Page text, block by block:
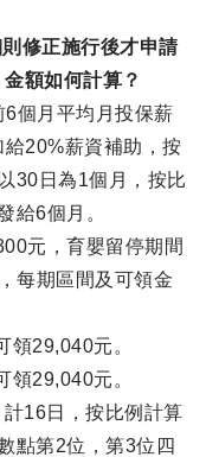
修正施行後才申請
額如何計算？
個月平均月投保薪
20%薪資補助，按
30日為1個月，按比
給6個月。
元，育嬰留停期間
每期區間及可領金
領29,040元。
領29,040元。
16日，按比例計算
點第2位，第3位四